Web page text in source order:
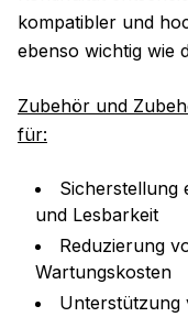
kompatibler und
ebenso wichtig wie
Zubehör und
für:
Sicherstellung
und Lesbarkeit
Reduzierung
Wartungskosten
Unterstützung